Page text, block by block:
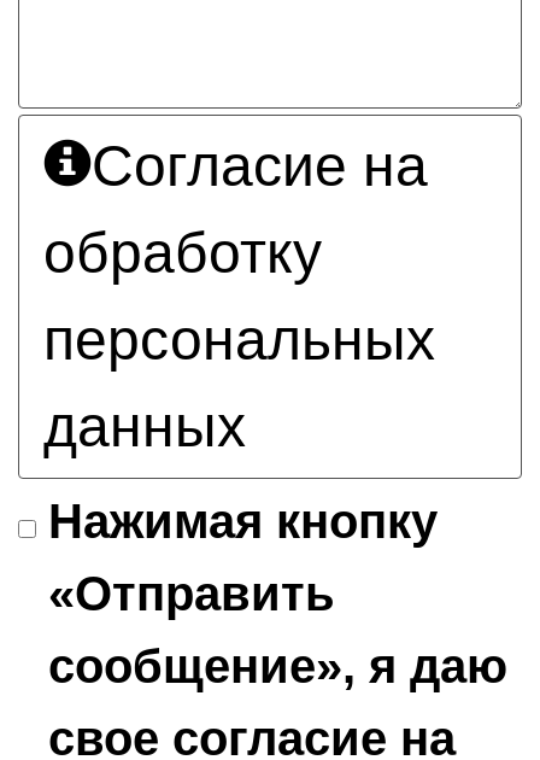
Согласие на
обработку
персональных
данных
Нажимая кнопку
«Отправить
сообщение», я даю
свое согласие на